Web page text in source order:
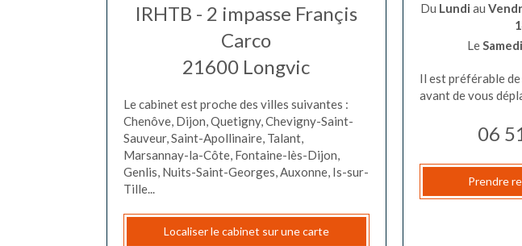
IRHTB - 2 impasse Françis
Carco
21600 Longvic
Le cabinet est proche des villes suivantes :
Chenôve, Dijon, Quetigny, Chevigny-Saint-
Sauveur, Saint-Apollinaire, Talant,
Marsannay-la-Côte, Fontaine-lès-Dijon,
Genlis, Nuits-Saint-Georges, Auxonne, Is-sur-
Tille...
Localiser le cabinet sur une carte
Du Lundi au
LeSamedi
Il est préférable
avant de vous
06
Prendre